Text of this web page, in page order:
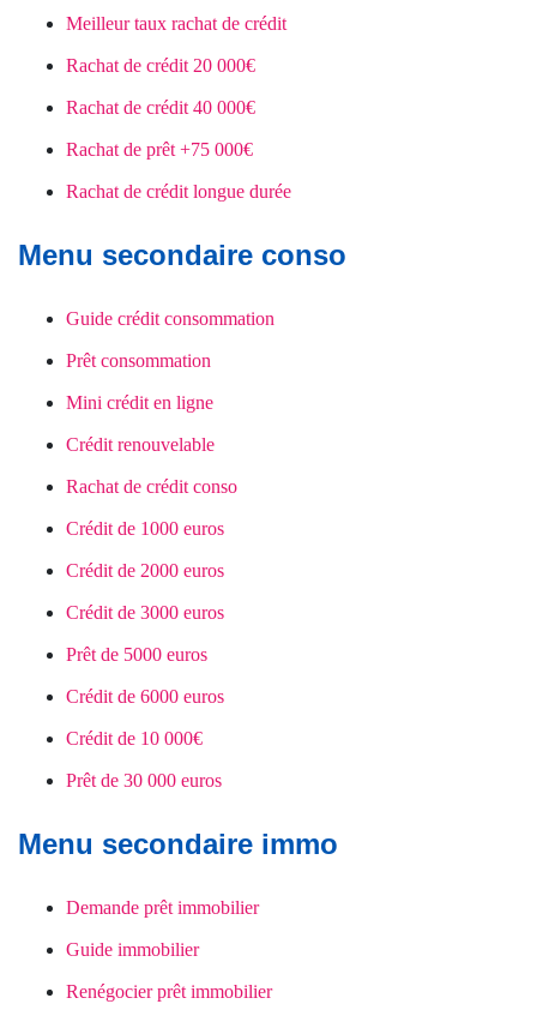
Meilleur taux rachat de crédit
Rachat de crédit 20 000€
Rachat de crédit 40 000€
Rachat de prêt +75 000€
Rachat de crédit longue durée
Menu secondaire conso
Guide crédit consommation
Prêt consommation
Mini crédit en ligne
Crédit renouvelable
Rachat de crédit conso
Crédit de 1000 euros
Crédit de 2000 euros
Crédit de 3000 euros
Prêt de 5000 euros
Crédit de 6000 euros
Crédit de 10 000€
Prêt de 30 000 euros
Menu secondaire immo
Demande prêt immobilier
Guide immobilier
Renégocier prêt immobilier